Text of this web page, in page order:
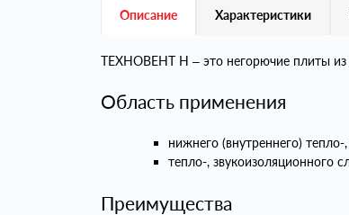
Описание Характеристики
ТЕХНОВЕНТ Н – это негорючие плиты из
Область применения
нижнего (внутреннего)
тепло-, звукоизоляционного
Преимущества